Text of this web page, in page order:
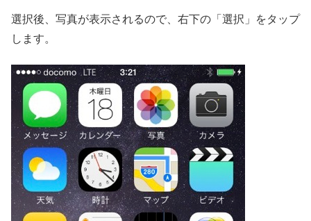
選択後、写真が表示されるので、右下の「選択」をタップ
します。